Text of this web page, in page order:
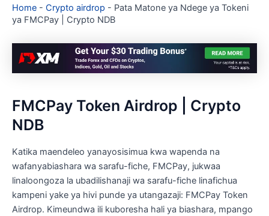
Home - Crypto airdrop - Pata Matone ya Ndege ya Tokeni
ya FMCPay | Crypto NDB
FMCPay Token Airdrop | Crypto
NDB
Katika maendeleo yanayosisimua kwa wapenda na
wafanyabiashara wa sarafu-fiche, FMCPay, jukwaa
linaloongoza la ubadilishanaji wa sarafu-fiche linafichua
kampeni yake ya hivi punde ya utangazaji: FMCPay Token
Airdrop. Kimeundwa ili kuboresha hali ya biashara, mpango